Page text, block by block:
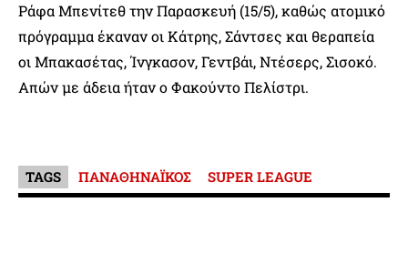
Ράφα Μπενίτεθ την Παρασκευή (15/5), καθώς ατομικό
πρόγραμμα έκαναν οι Κάτρης, Σάντσες και θεραπεία
οι Μπακασέτας, Ίνγκασον, Γεντβάι, Ντέσερς, Σισοκό.
Απών με άδεια ήταν ο Φακούντο Πελίστρι.
TAGS ΠΑΝΑΘΗΝΑΪΚΟΣ SUPER LEAGUE